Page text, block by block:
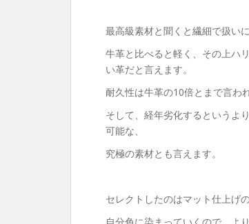
最高級素材と聞くと繊細で扱い
牛革と比べると軽く、その上ハ
い革だと言えます。
耐久性は牛革の10倍とまで言わ
そして、経年劣化するというよ
可能な、
究極の素材とも言えます。
セレクトしたのはマット仕上げ